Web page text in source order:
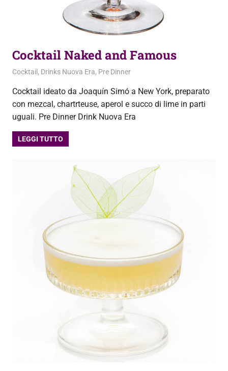
Cocktail Naked and Famous
23 Settembre 2020
admin
Cocktail , Drinks Nuova Era, Pre Dinner
Cocktail ideato da Joaquín Simó a New York, preparato
con mezcal, chartrteuse, aperol e succo di lime in parti
uguali. Pre Dinner Drink Nuova Era
LEGGI TUTTO